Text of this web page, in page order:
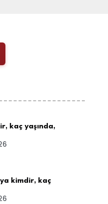
kaç yaşında,
kimdir, kaç